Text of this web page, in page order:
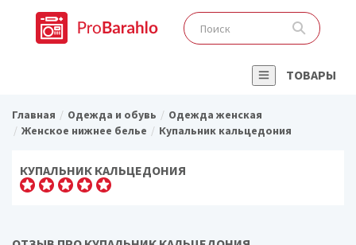
ТОВАРЫ
Главная Одежда и обувь
Одежда женская
Женское нижнее белье
Купальник кальцедония
КУПАЛЬНИК КАЛЬЦЕДОНИЯ